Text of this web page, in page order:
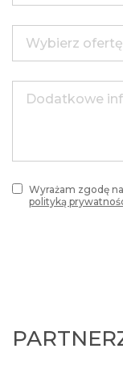
Wyrażam zgodę
polityką
Wyrażam
zpolityką